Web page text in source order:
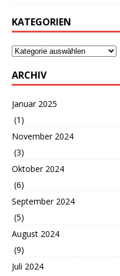
KATEGORIEN
ARCHIV
Januar 2025
(1)
November 2024
(3)
Oktober 2024
(6)
September 2024
(5)
August 2024
(9)
Juli 2024